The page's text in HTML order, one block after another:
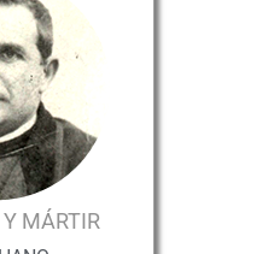
Y MÁRTIR